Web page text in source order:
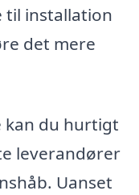
installation
det mere
kan du hurtigt
leverandører
Uanset